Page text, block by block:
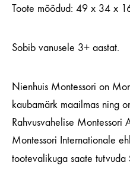
Toote mõõdud: 49 x 34 x
Sobib vanusele 3+ aastat.
Nienhuis Montessori on
kaubamärk maailmas ning
Rahvusvahelise Montessori
Montessori Internationale
tootevalikuga saate tutvuda